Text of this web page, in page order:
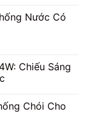
Nước Có
Chiếu Sáng
Chói Cho